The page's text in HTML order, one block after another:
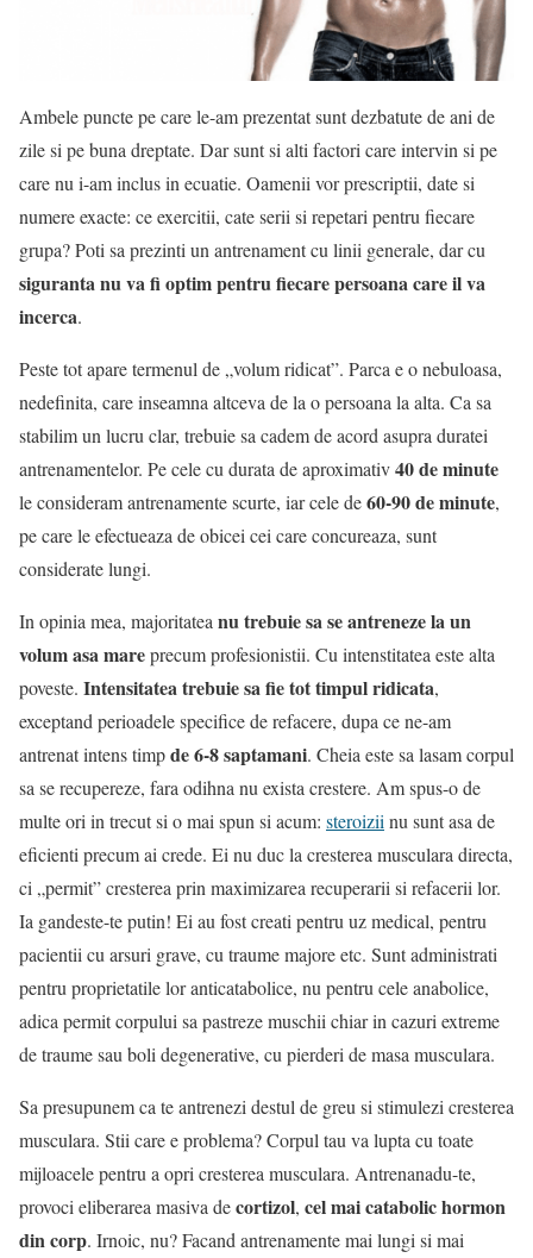
Ambele puncte pe care le-am prezentat sunt dezbatute de ani de
zile si pe buna dreptate. Dar sunt si alti factori care intervin si pe
care nu i-am inclus in ecuatie. Oamenii vor prescriptii, date si
numere exacte: ce exercitii, cate serii si repetari pentru fiecare
grupa? Poti sa prezinti un antrenament cu linii generale, dar cu
siguranta nu va fi optim pentru fiecare persoana care il va
incerca.
Peste tot apare termenul de „volum ridicat”. Parca e o nebuloasa,
nedefinita, care inseamna altceva de la o persoana la alta. Ca sa
stabilim un lucru clar, trebuie sa cadem de acord asupra duratei
antrenamentelor. Pe cele cu durata de aproximativ40 de minute
le consideram antrenamente scurte, iar cele de60-90 de minute,
pe care le efectueaza de obicei cei care concureaza, sunt
considerate lungi.
In opinia mea, majoritatea nu trebuie sa se antreneze la un
volum asa mareprecum profesionistii. Cu intenstitatea este alta
poveste. Intensitatea trebuie sa fie tot timpul ridicata,
exceptand perioadele specifice de refacere, dupa ce ne-am
antrenat intens timpde 6-8 saptamani. Cheia este sa lasam corpul
sa se recupereze, fara odihna nu exista crestere. Am spus-o de
multe ori in trecut si o mai spun si acum: steroizii nu sunt asa de
eficienti precum ai crede. Ei nu duc la cresterea musculara directa,
ci „permit” cresterea prin maximizarea recuperarii si refacerii lor.
Ia gandeste-te putin! Ei au fost creati pentru uz medical, pentru
pacientii cu arsuri grave, cu traume majore etc. Sunt administrati
pentru proprietatile lor anticatabolice, nu pentru cele anabolice,
adica permit corpului sa pastreze muschii chiar in cazuri extreme
de traume sau boli degenerative, cu pierderi de masa musculara.
Sa presupunem ca te antrenezi destul de greu si stimulezi cresterea
musculara. Stii care e problema? Corpul tau va lupta cu toate
mijloacele pentru a opri cresterea musculara. Antrenanadu-te,
provoci eliberarea masiva decortizol, cel mai catabolic hormon
din corp. Irnoic, nu? Facand antrenamente mai lungi si mai